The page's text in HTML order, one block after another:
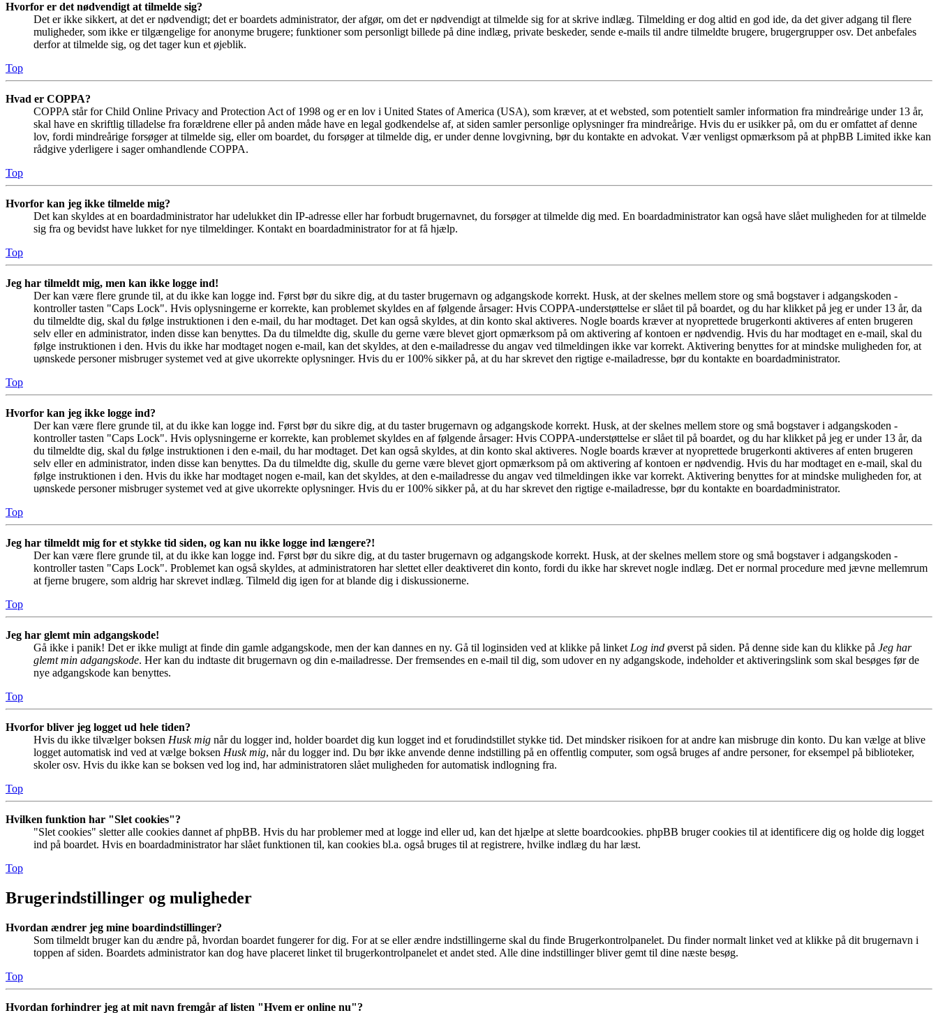
Hvorfor er det nødvendigt at tilmelde sig?
Det er ikke sikkert, at det er nødvendigt; det er boardets administrator, der afgør, om det er nødvendigt at tilmelde sig for at skrive indlæg. Tilmelding er dog altid en god ide, da det giver adgang til flere
muligheder, som ikke er tilgængelige for anonyme brugere; funktioner som personligt billede på dine indlæg, private beskeder, sende e-mails til andre tilmeldte brugere, brugergrupper osv. Det anbefales
derfor at tilmelde sig, og det tager kun et øjeblik.
Top
Hvad er COPPA?
COPPA står for Child Online Privacy and Protection Act of 1998 og er en lov i United States of America (USA), som kræver, at et websted, som potentielt samler information fra mindreårige under 13 år,
skal have en skriftlig tilladelse fra forældrene eller på anden måde have en legal godkendelse af, at siden samler personlige oplysninger fra mindreårige. Hvis du er usikker på, om du er omfattet af denne
lov, fordi mindreårige forsøger at tilmelde sig, eller om boardet, du forsøger at tilmelde dig, er under denne lovgivning, bør du kontakte en advokat. Vær venligst opmærksom på at phpBB Limited ikke kan
rådgive yderligere i sager omhandlende COPPA.
Top
Hvorfor kan jeg ikke tilmelde mig?
Det kan skyldes at en boardadministrator har udelukket din IP-adresse eller har forbudt brugernavnet, du forsøger at tilmelde dig med. En boardadministrator kan også have slået muligheden for at tilmelde
sig fra og bevidst have lukket for nye tilmeldinger. Kontakt en boardadministrator for at få hjælp.
Top
Jeg har tilmeldt mig, men kan ikke logge ind!
Der kan være flere grunde til, at du ikke kan logge ind. Først bør du sikre dig, at du taster brugernavn og adgangskode korrekt. Husk, at der skelnes mellem store og små bogstaver i adgangskoden -
kontroller tasten "Caps Lock". Hvis oplysningerne er korrekte, kan problemet skyldes en af følgende årsager: Hvis COPPA-understøttelse er slået til på boardet, og du har klikket på jeg er under 13 år, da
du tilmeldte dig, skal du følge instruktionen i den e-mail, du har modtaget. Det kan også skyldes, at din konto skal aktiveres. Nogle boards kræver at nyoprettede brugerkonti aktiveres af enten brugeren
selv eller en administrator, inden disse kan benyttes. Da du tilmeldte dig, skulle du gerne være blevet gjort opmærksom på om aktivering af kontoen er nødvendig. Hvis du har modtaget en e-mail, skal du
følge instruktionen i den. Hvis du ikke har modtaget nogen e-mail, kan det skyldes, at den e-mailadresse du angav ved tilmeldingen ikke var korrekt. Aktivering benyttes for at mindske muligheden for, at
uønskede personer misbruger systemet ved at give ukorrekte oplysninger. Hvis du er 100% sikker på, at du har skrevet den rigtige e-mailadresse, bør du kontakte en boardadministrator.
Top
Hvorfor kan jeg ikke logge ind?
Der kan være flere grunde til, at du ikke kan logge ind. Først bør du sikre dig, at du taster brugernavn og adgangskode korrekt. Husk, at der skelnes mellem store og små bogstaver i adgangskoden -
kontroller tasten "Caps Lock". Hvis oplysningerne er korrekte, kan problemet skyldes en af følgende årsager: Hvis COPPA-understøttelse er slået til på boardet, og du har klikket på jeg er under 13 år, da
du tilmeldte dig, skal du følge instruktionen i den e-mail, du har modtaget. Det kan også skyldes, at din konto skal aktiveres. Nogle boards kræver at nyoprettede brugerkonti aktiveres af enten brugeren
selv eller en administrator, inden disse kan benyttes. Da du tilmeldte dig, skulle du gerne være blevet gjort opmærksom på om aktivering af kontoen er nødvendig. Hvis du har modtaget en e-mail, skal du
følge instruktionen i den. Hvis du ikke har modtaget nogen e-mail, kan det skyldes, at den e-mailadresse du angav ved tilmeldingen ikke var korrekt. Aktivering benyttes for at mindske muligheden for, at
uønskede personer misbruger systemet ved at give ukorrekte oplysninger. Hvis du er 100% sikker på, at du har skrevet den rigtige e-mailadresse, bør du kontakte en boardadministrator.
Top
Jeg har tilmeldt mig for et stykke tid siden, og kan nu ikke logge ind længere?!
Der kan være flere grunde til, at du ikke kan logge ind. Først bør du sikre dig, at du taster brugernavn og adgangskode korrekt. Husk, at der skelnes mellem store og små bogstaver i adgangskoden -
kontroller tasten "Caps Lock". Problemet kan også skyldes, at administratoren har slettet eller deaktiveret din konto, fordi du ikke har skrevet nogle indlæg. Det er normal procedure med jævne mellemrum
at fjerne brugere, som aldrig har skrevet indlæg. Tilmeld dig igen for at blande dig i diskussionerne.
Top
Jeg har glemt min adgangskode!
Gå ikke i panik! Det er ikke muligt at finde din gamle adgangskode, men der kan dannes en ny. Gå til loginsiden ved at klikke på linket Log ind øverst på siden. På denne side kan du klikke på Jeg har
glemt min adgangskode. Her kan du indtaste dit brugernavn og din e-mailadresse. Der fremsendes en e-mail til dig, som udover en ny adgangskode, indeholder et aktiveringslink som skal besøges før de
nye adgangskode kan benyttes.
Top
Hvorfor bliver jeg logget ud hele tiden?
Hvis du ikke tilvælger boksen Husk mig når du logger ind, holder boardet dig kun logget ind et forudindstillet stykke tid. Det mindsker risikoen for at andre kan misbruge din konto. Du kan vælge at blive
logget automatisk ind ved at vælge boksen Husk mig, når du logger ind. Du bør ikke anvende denne indstilling på en offentlig computer, som også bruges af andre personer, for eksempel på biblioteker,
skoler osv. Hvis du ikke kan se boksen ved log ind, har administratoren slået muligheden for automatisk indlogning fra.
Top
Hvilken funktion har "Slet cookies"?
"Slet cookies" sletter alle cookies dannet af phpBB. Hvis du har problemer med at logge ind eller ud, kan det hjælpe at slette boardcookies. phpBB bruger cookies til at identificere dig og holde dig logget
ind på boardet. Hvis en boardadministrator har slået funktionen til, kan cookies bl.a. også bruges til at registrere, hvilke indlæg du har læst.
Top
Brugerindstillinger og muligheder
Hvordan ændrer jeg mine boardindstillinger?
Som tilmeldt bruger kan du ændre på, hvordan boardet fungerer for dig. For at se eller ændre indstillingerne skal du finde Brugerkontrolpanelet. Du finder normalt linket ved at klikke på dit brugernavn i
toppen af siden. Boardets administrator kan dog have placeret linket til brugerkontrolpanelet et andet sted. Alle dine indstillinger bliver gemt til dine næste besøg.
Top
Hvordan forhindrer jeg at mit navn fremgår af listen "Hvem er online nu"?